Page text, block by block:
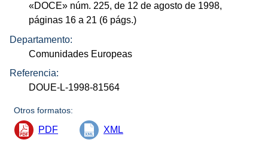
«DOCE» núm. 225, de 12 de agosto de 1998,
páginas 16 a 21 (6 págs.)
Departamento:
Comunidades Europeas
Referencia:
DOUE-L-1998-81564
Otros formatos:
PDF XML